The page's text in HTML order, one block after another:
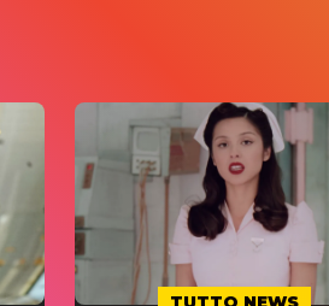
TUTTO NEWS